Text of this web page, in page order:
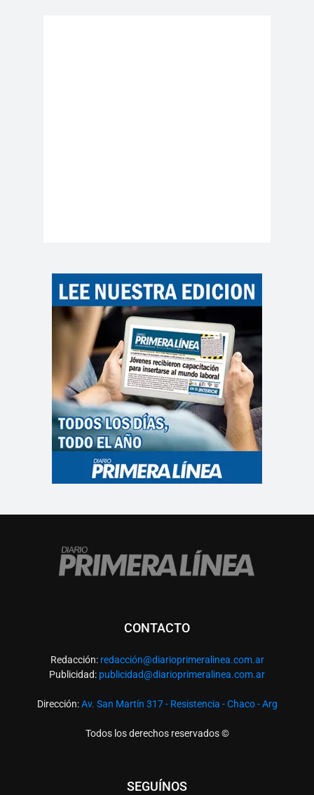
CONTACTO
Redacción: redacción@diarioprimeralinea.com.ar
Publicidad: publicidad@diarioprimeralinea.com.ar
Dirección:Av. San Martín 317 - Resistencia - Chaco - Arg
Todos los derechos reservados ©
SEGUÍNOS